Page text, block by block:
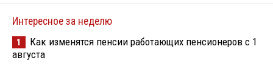
Интересное за неделю
1
Как изменятся пенсии работающих пенсионеров с 1
августа